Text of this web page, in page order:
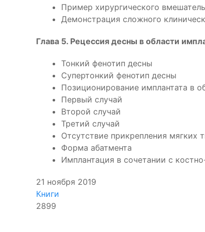
Пример хирургического
Демонстрация сложного
Глава 5. Рецессия десны в области
Тонкий фенотип десны
Супертонкий фенотип десны
Позиционирование имплантата в
Первый случай
Второй случай
Третий случай
Отсутствие прикрепления мягких
Форма абатмента
Имплантация в сочетании с
21 ноября 2019
Книги
2899